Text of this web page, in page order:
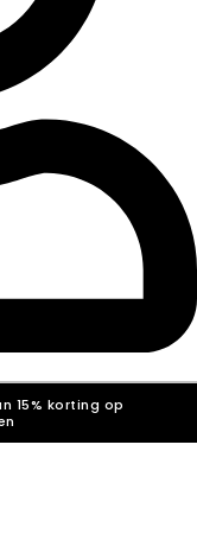
15% korting op
win stemmen.